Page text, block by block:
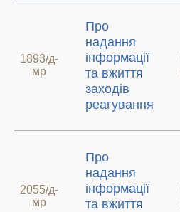
1893/д-
мр
Про
надання
інформації
та вжиття
заходів
реагування
2055/д-
мр
Про
надання
інформації
та вжиття